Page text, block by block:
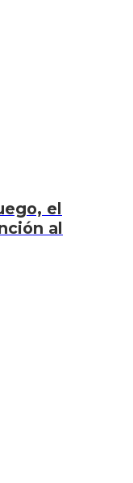
el
al